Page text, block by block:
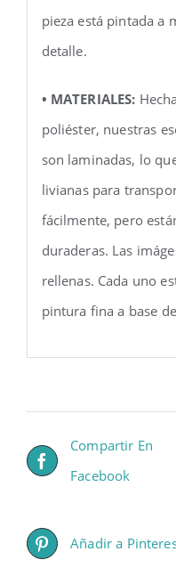
pieza está pintada a
detalle.
• MATERIALES:
poliéster, nuestras
son laminadas, lo
livianas para
fácilmente, pero
duraderas. Las
rellenas. Cada uno
pintura fina a base
Compartir En
Facebook
Añadir a